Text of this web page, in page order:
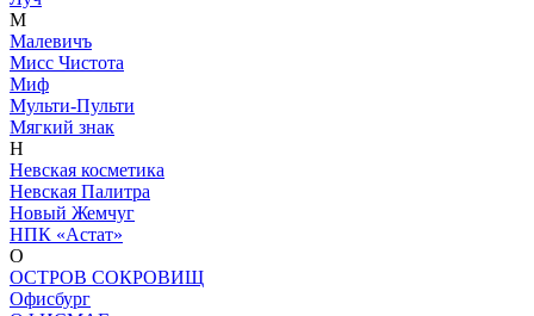
М
Малевичъ
Мисс Чистота
Миф
Мульти-Пульти
Мягкий знак
Н
Невская косметика
Невская Палитра
Новый Жемчуг
НПК «Астат»
О
ОСТРОВ СОКРОВИЩ
Офисбург